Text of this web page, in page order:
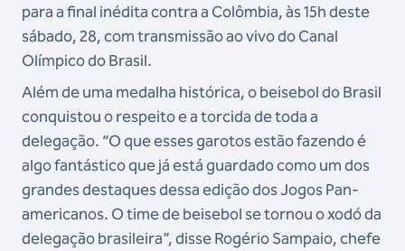
para a final inédita contra a Colômbia, às 15h deste
sábado, 28, com transmissão ao vivo do Canal
Olímpico do Brasil.
Além de uma medalha histórica, o beisebol do Brasil
conquistou o respeito e a torcida de toda a
delegação. “O que esses garotos estão fazendo é
algo fantástico que já está guardado como um dos
grandes destaques dessa edição dos Jogos Pan-
americanos. O time de beisebol se tornou o xodó da
delegação brasileira”, disse Rogério Sampaio, chefe